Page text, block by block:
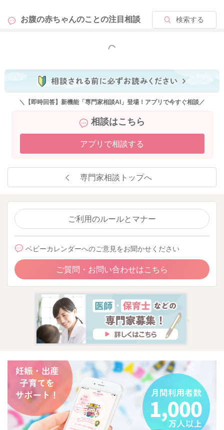
お腹の赤ちゃんのことの注目相談 検索する
もっと見る
＼【即時回答】新機能「専門家相談AI」登場！アプリで今すぐ相談／
相談はこちら
アプリで相談する
専門家相談トップへ
ご利用のルールとマナー
ベビーカレンダーへのご意見をお聞かせください
ご質問・お問い合わせはこちら